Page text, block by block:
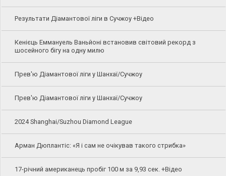
Результати Діамантової ліги в Сучжоу +Відео
Кенієць Еммануель Ваньйоні встановив світовий рекорд з
шосейного бігу на одну милю
Прев'ю Діамантової ліги у Шанхаї/Сучжоу
Прев'ю Діамантової ліги у Шанхаї/Сучжоу
2024 Shanghai/Suzhou Diamond League
Арман Дюплантіс: «Я і сам не очікував такого стрибка»
17-річний американець пробіг 100 м за 9,93 сек. +Відео